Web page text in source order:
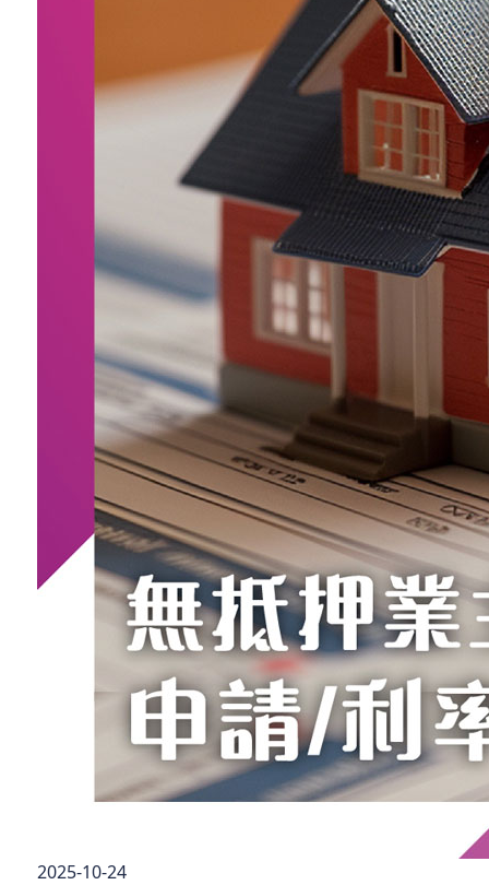
2025-10-24